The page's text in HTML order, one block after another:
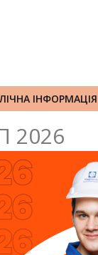
ІНФОРМАЦІЯ
2026